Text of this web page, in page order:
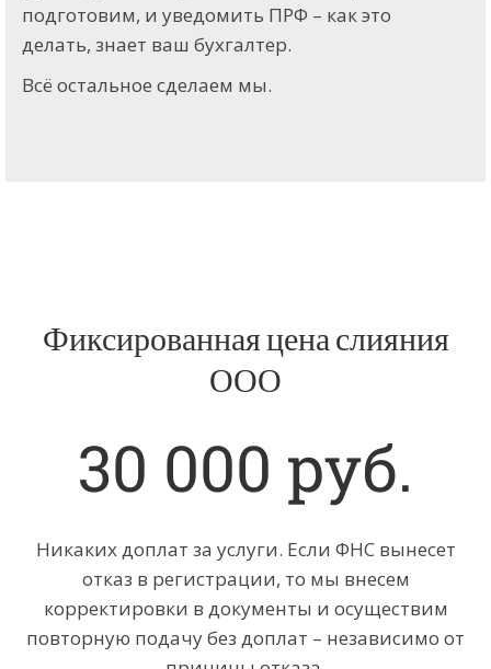
подготовим, и уведомить ПРФ – как это
делать, знает ваш бухгалтер.
Всё остальное сделаем мы.
Фиксированная цена слияния
ООО
30 000 руб.
Никаких доплат за услуги. Если ФНС вынесет
отказ в регистрации, то мы внесем
корректировки в документы и осуществим
повторную подачу без доплат – независимо от